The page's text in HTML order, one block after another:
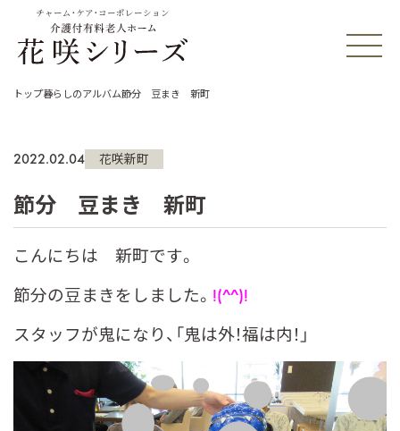
チャーム・ケア・コーポレーション
トップ暮らしのアルバム節分 豆まき 新町
2022.02.04 花咲新町
節分 豆まき 新町
こんにちは 新町です。
節分の豆まきをしました。 !(^^)!
スタッフが鬼になり、「鬼は外！福は内！」